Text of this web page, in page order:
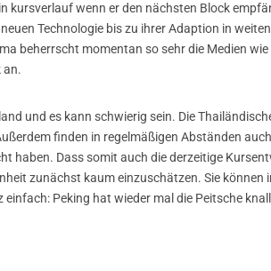
kursverlauf wenn er den nächsten Block
Technologie bis zu ihrer Adaption in
beherrscht momentan so sehr die Medien
an.
und es kann schwierig sein. Die
finden in regelmäßigen Abständen
haben. Dass somit auch die derzeitige
zunächst kaum einzuschätzen. Sie können
Peking hat wieder mal die Peitsche